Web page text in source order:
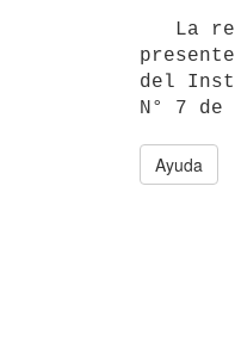
del
Ayuda